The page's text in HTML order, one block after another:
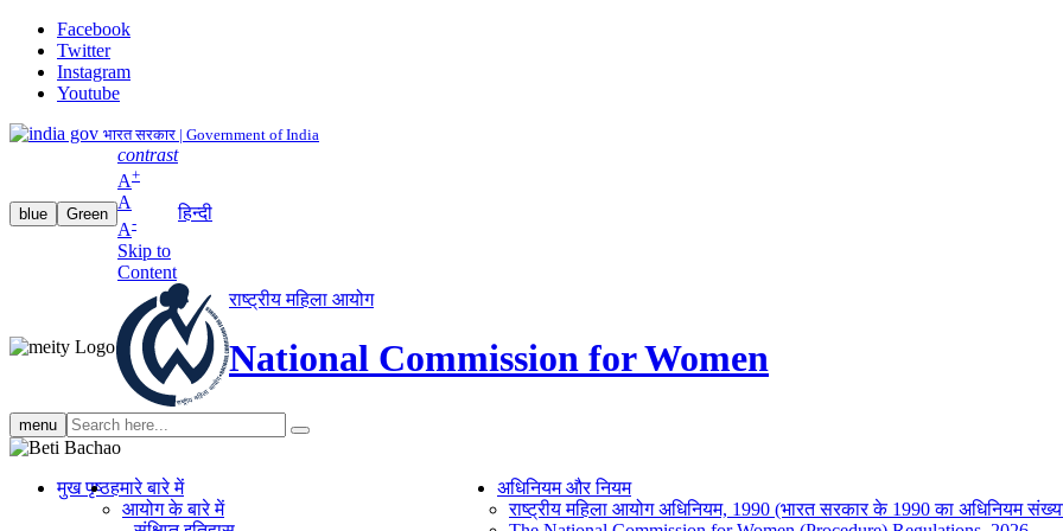
Facebook
Twitter
Instagram
Youtube
भारत सरकार | Government of India
blue Green
contrast
A+
A
A-
Skip to
Content
हिन्दी
राष्ट्रीय महिला आयोग
National Commission for Women
menu Search
search
मुख पृष्ठहमारे बारे में
आयोग के बारे में
अधिनियम और नियम
राष्ट्रीय महिला आयोग अधिनियम, 1990 (भारत सरकार के 1990 का अधिनियम